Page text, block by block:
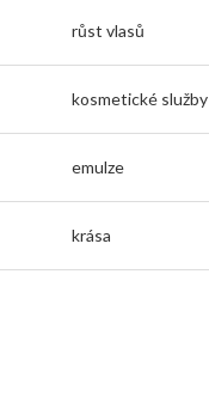
růst vlasů
kosmetické služby
emulze
krása